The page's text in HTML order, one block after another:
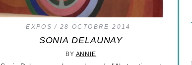
EXPOS 28 OCTOBRE 2014
SONIA DELAUNAY
BY ANNIE